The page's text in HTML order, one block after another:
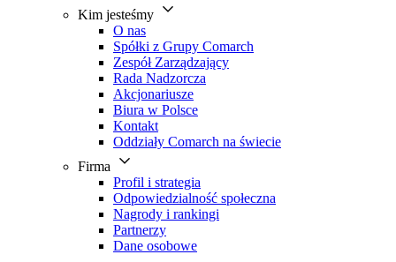
Kim jesteśmy
O nas
Spółki z Grupy Comarch
Zespół Zarządzający
Rada Nadzorcza
Akcjonariusze
Biura w Polsce
Kontakt
Oddziały Comarch na świecie
Firma
Profil i strategia
Odpowiedzialność społeczna
Nagrody i rankingi
Partnerzy
Dane osobowe